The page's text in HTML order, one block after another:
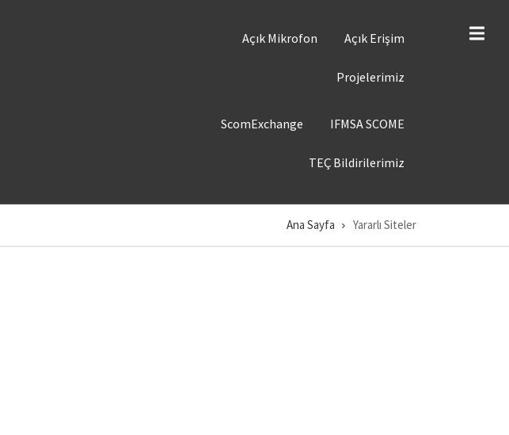
Açık Mikrofon Açık Erişim
Projelerimiz
ScomExchange IFMSA SCOME
TEÇ Bildirilerimiz
Ana Sayfa Yararlı Siteler